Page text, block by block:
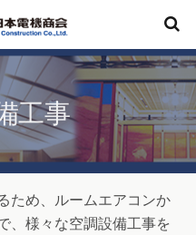
工事
ため、ルームエアコンか
、様々な空調設備工事を